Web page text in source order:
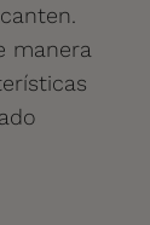
manera